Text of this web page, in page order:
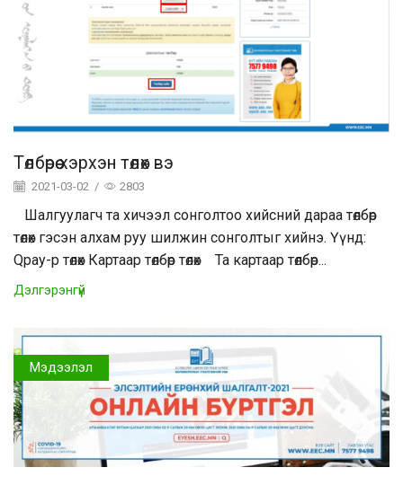
Төлбөрөө хэрхэн төлөх вэ
2021-03-02 / 2803
Шалгуулагч та хичээл сонголтоо хийсний дараа төлбөр
төлөх гэсэн алхам руу шилжин сонголтыг хийнэ. Үүнд:
Qpay-р төлөх Картаар төлбөр төлөх Та картаар төлбөр...
Дэлгэрэнгүй
Мэдээлэл